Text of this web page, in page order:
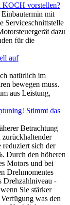
KOCH vorstellen?
mit
Serviceschnittstelle
dazu
für die
auf
natürlich im
bewegen muss.
aus Leistung,
Stimmt das
Betrachtung
zurückhaltender
reduziert sich der
Durch den höheren
Motors und bei
Drehmomentes
Drehzahlniveau -
Sie stärker
was den